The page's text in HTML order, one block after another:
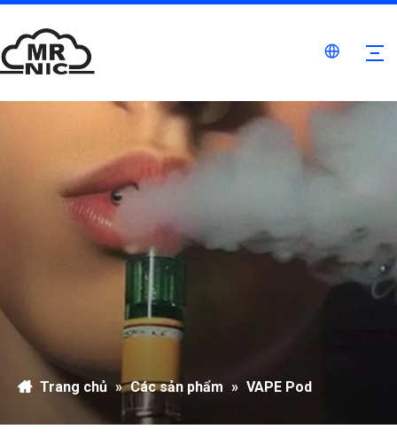
Trang chủ » Các sản phẩm » VAPE Pod